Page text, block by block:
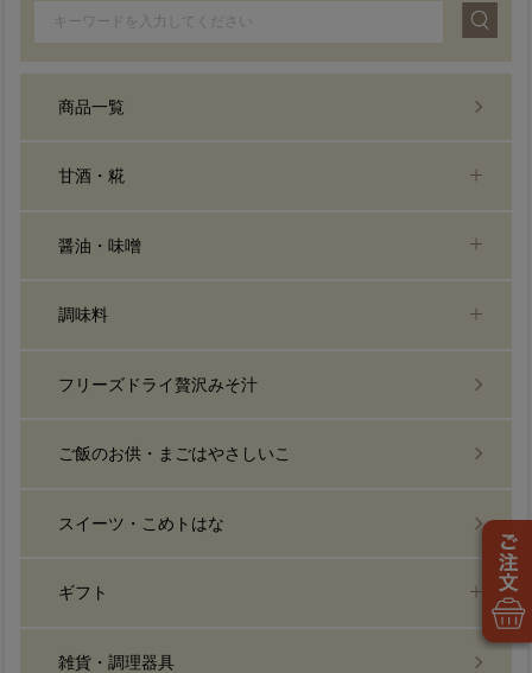
商品一覧
甘酒・糀
醤油・味噌
調味料
フリーズドライ贅沢みそ汁
ご飯のお供・まごはやさしいこ
スイーツ・こめトはな
ギフト
雑貨・調理器具